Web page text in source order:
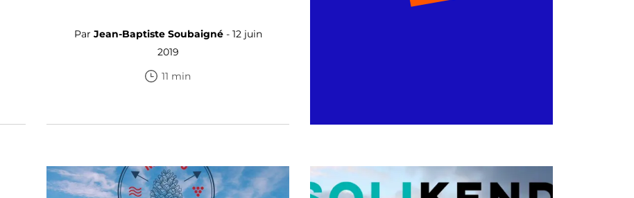
Par Jean-Baptiste Soubaigné- 12 juin
2019
11 min